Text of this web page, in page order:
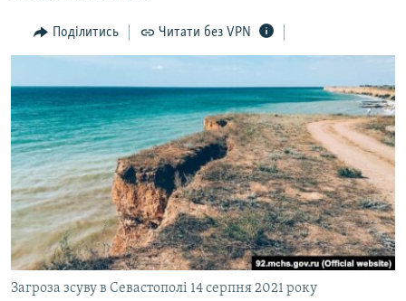
навігації
Перейти
до
пошуку
БЛОГИ
ІНТЕРВ'Ю
ВСЕ ЗА ДЕНЬ
СПЕЦПРОЕКТИ
ДЕПОРТАЦІЯ
ВІДЕОУРОКИ «ELIFBE»
СВІДЧЕННЯ ОКУПАЦІЇ
УКРАЇНСЬКА ПРОБЛЕМА КРИМУ
ЯК ОБІЙТИ БЛОКУВАННЯ
Русский
Qırımtatar
Поділитись Читати без VPN
Загроза зсуву в Севастополі 14 серпня 2021 року